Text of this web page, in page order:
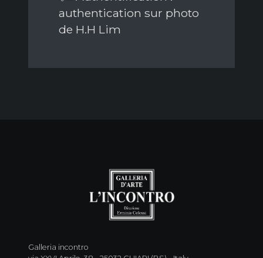
authentication sur photo
de H.H Lim
Galleria incontro